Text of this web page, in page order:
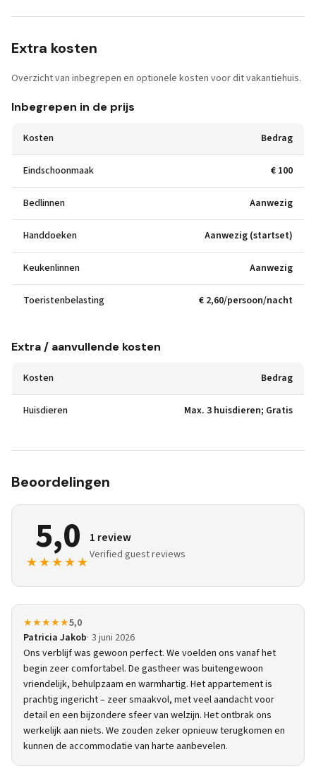
Extra kosten
Overzicht van inbegrepen en optionele kosten voor dit vakantiehuis.
Inbegrepen in de prijs
Kosten Bedrag
Eindschoonmaak € 100
Bedlinnen Aanwezig
Handdoeken Aanwezig (startset)
Keukenlinnen Aanwezig
Toeristenbelasting € 2,60/persoon/nacht
Extra / aanvullende kosten
Kosten Bedrag
Huisdieren Max. 3 huisdieren; Gratis
Beoordelingen
5,0
★★★★★
1 review
Verified guest reviews
★★★★★5,0
Patricia Jakob 3 juni 2026
Ons verblijf was gewoon perfect. We voelden ons vanaf het
begin zeer comfortabel. De gastheer was buitengewoon
vriendelijk, behulpzaam en warmhartig. Het appartement is
prachtig ingericht – zeer smaakvol, met veel aandacht voor
detail en een bijzondere sfeer van welzijn. Het ontbrak ons
werkelijk aan niets. We zouden zeker opnieuw terugkomen en
kunnen de accommodatie van harte aanbevelen.